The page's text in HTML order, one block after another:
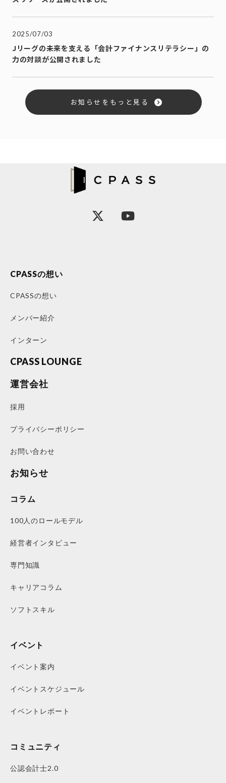
2025/07/03
Jリーグの未来を支える「会計ファイナンスリテラシー」の
力の対談が公開されました
お知らせをもっと見る
CPASSの想い
CPASSの想い
メンバー紹介
インターン
CPASS LOUNGE
運営会社
採用
プライバシーポリシー
お問い合わせ
お知らせ
コラム
100人のロールモデル
経営者インタビュー
専門知識
キャリアコラム
ソフトスキル
イベント
イベント案内
イベントスケジュール
イベントレポート
コミュニティ
公認会計士2.0